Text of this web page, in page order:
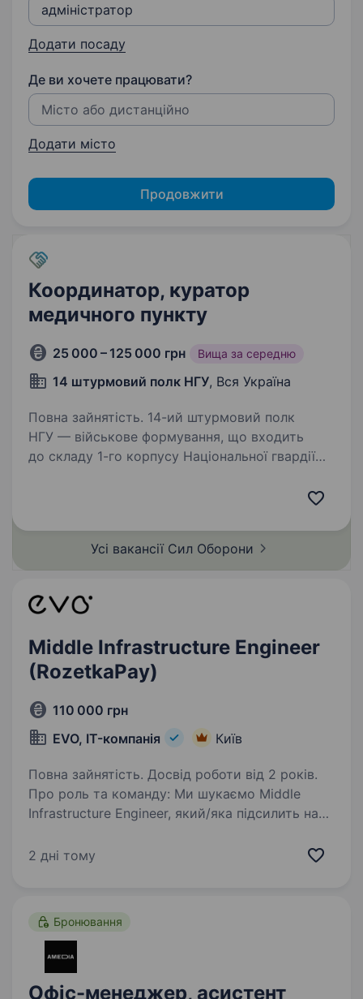
Додати посаду
Де ви хочете працювати?
Додати місто
Продовжити
Координатор, куратор
медичного пункту
25 000 – 125 000 грн Вища за середню
14 штурмовий полк НГУ, Вся Україна
Повна зайнятість. 14-ий штурмовий полк
НГУ — військове формування, що входить
до складу 1-го корпусу Національної гвардії
Усі вакансії Сил Оборони
Middle Infrastructure Engineer
(RozetkaPay)
110 000 грн
EVO, IT-компанія
Київ
Повна зайнятість. Досвід роботи від 2 років.
Про роль та команду: Ми шукаємо Middle
Infrastructure Engineer, який/яка підсилить наш
офіс та виокремленням проєкту, ми формуємо
2 дні тому
Бронювання
Офіс-менеджер, асистент